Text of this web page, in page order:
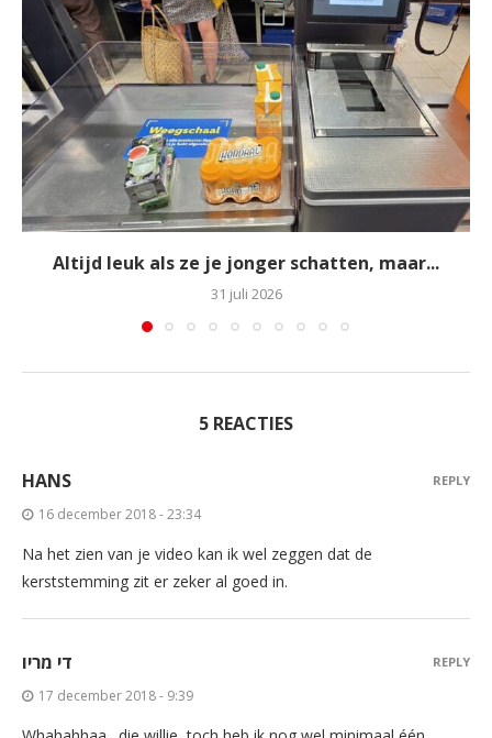
Altijd leuk als ze je jonger schatten, maar...
31 juli 2026
5 REACTIES
HANS
16 december 2018 - 23:34
Na het zien van je video kan ik wel zeggen dat de
kerststemming zit er zeker al goed in.
REPLY
די מריו
17 december 2018 - 9:39
REPLY